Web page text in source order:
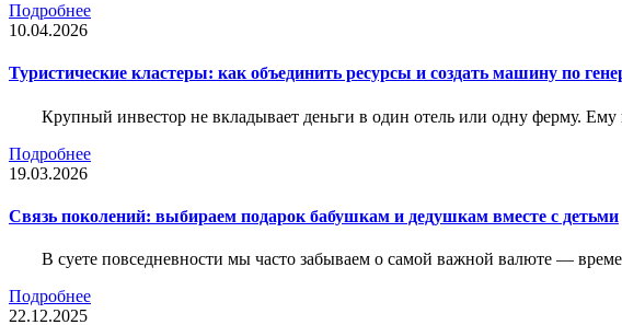
Подробнее
10.04.2026
Туристические кластеры: как объединить ресурсы и создать машину по
Крупный инвестор не вкладывает деньги в один отель или одну ферму.
Подробнее
19.03.2026
Связь поколений: выбираем подарок бабушкам и дедушкам вместе с детьми
В суете повседневности мы часто забываем о самой важной валюте —
Подробнее
22.12.2025